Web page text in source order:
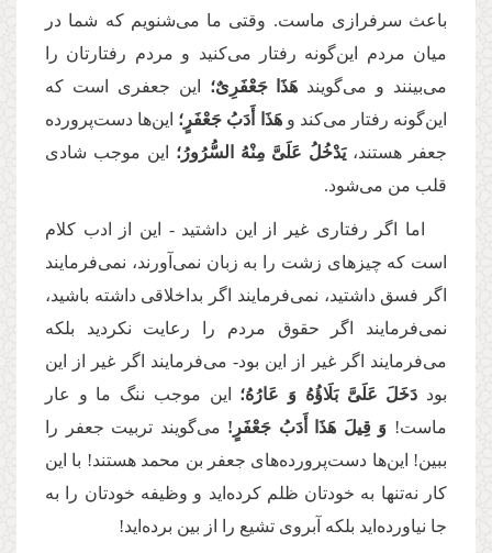
باعث سرفرازی ماست. وقتی ما می‌شنویم که شما در
میان مردم این‌گونه رفتار می‌کنید و مردم رفتارتان را
می‌بینند و می‌گویند هَذَا جَعْفَرِیٌ؛ این جعفری است که
این‌گونه رفتار می‌کند وهَذَا أَدَبُ جَعْفَرٍ؛ این‌ها دست‌پرورده‌
جعفر هستند،یَدْخُلُ عَلَیَّ مِنْهُ السُّرُورُ؛ این موجب شادی
قلب من می‌شود.
اما اگر رفتاری غیر از این داشتید - این از ادب کلام
است که چیزهای زشت را به زبان نمی‌آورند، نمی‌فرمایند
اگر فسق داشتید، نمی‌فرمایند اگر بداخلاقی داشته باشید،
نمی‌فرمایند اگر حقوق مردم را رعایت نکردید بلکه
می‌فرمایند اگر غیر از این بود- می‌فرمایند اگر غیر از این
بود دَخَلَ عَلَیَّ بَلَاؤُهُ وَ عَارُهُ؛ این موجب ننگ ما و عار
ماست! وَ قِیلَ هَذَا أَدَبُ جَعْفَرٍ! می‌گویند تربیت جعفر را
ببین! این‌ها دست‌پرورده‌های جعفر بن محمد هستند! با این
کار نه‌تنها به خودتان ظلم کرده‌اید و وظیفه‌ خودتان را به
جا نیاورده‌اید بلکه آبروی تشیع را از بین برده‌اید!